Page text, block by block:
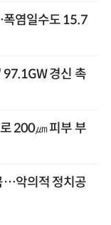
염일수도 15.7
경신 촉
200㎛ 피부 부
…악의적 정치공